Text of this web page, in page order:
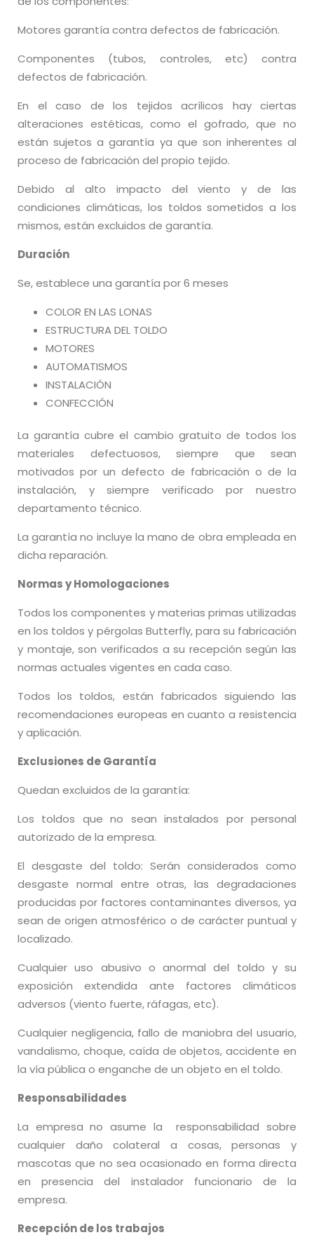
Motores garantía contra defectos de fabricación.
Componentes (tubos, controles, etc) contra
defectos de fabricación.
En el caso de los tejidos acrílicos hay ciertas
alteraciones estéticas, como el gofrado, que no
están sujetos a garantía ya que son inherentes al
proceso de fabricación del propio tejido.
Debido al alto impacto del viento y de las
condiciones climáticas, los toldos sometidos a los
mismos, están excluidos de garantía.
Duración
Se, establece una garantía por 6 meses
COLOR EN LAS LONAS
ESTRUCTURA DEL TOLDO
MOTORES
AUTOMATISMOS
INSTALACIÓN
CONFECCIÓN
La garantía cubre el cambio gratuito de todos los
materiales defectuosos, siempre que sean
motivados por un defecto de fabricación o de la
instalación, y siempre verificado por nuestro
departamento técnico.
La garantía no incluye la mano de obra empleada en
dicha reparación.
Normas y Homologaciones
Todos los componentes y materias primas utilizadas
en los toldos y pérgolas Butterfly, para su fabricación
y montaje, son verificados a su recepción según las
normas actuales vigentes en cada caso.
Todos los toldos, están fabricados siguiendo las
recomendaciones europeas en cuanto a resistencia
y aplicación.
Exclusiones de Garantía
Quedan excluidos de la garantía:
Los toldos que no sean instalados por personal
autorizado de la empresa.
El desgaste del toldo: Serán considerados como
desgaste normal entre otras, las degradaciones
producidas por factores contaminantes diversos, ya
sean de origen atmosférico o de carácter puntual y
localizado.
Cualquier uso abusivo o anormal del toldo y su
exposición extendida ante factores climáticos
adversos (viento fuerte, ráfagas, etc).
Cualquier negligencia, fallo de maniobra del usuario,
vandalismo, choque, caída de objetos, accidente en
la vía pública o enganche de un objeto en el toldo.
Responsabilidades
La empresa no asume la responsabilidad sobre
cualquier daño colateral a cosas, personas y
mascotas que no sea ocasionado en forma directa
en presencia del instalador funcionario de la
empresa.
Recepción de los trabajos